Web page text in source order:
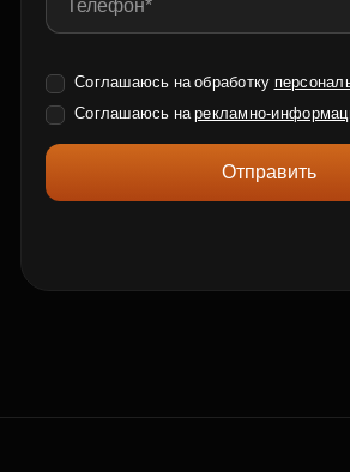
Соглашаюсь на обработку
Соглашаюсь нарекламно-
Отправить